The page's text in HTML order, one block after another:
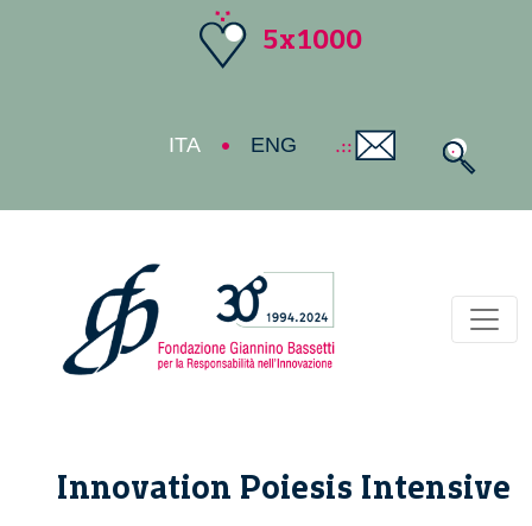
5x1000
ITA ENG
Innovation Poiesis Intensive